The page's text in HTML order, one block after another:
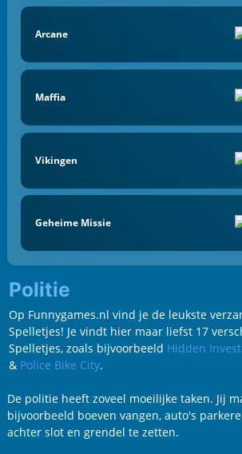
Arcane
Maffia
Vikingen
Geheime Missie
Politie
Op Funnygames.nl vind je de leukste
Spelletjes! Je vindt hier maar liefst 17
Spelletjes, zoals bijvoorbeeld Hidden
& Police Bike City.
De politie heeft zoveel moeilijke taken. Jij
bijvoorbeeld boeven vangen, auto's
achter slot en grendel te zetten.